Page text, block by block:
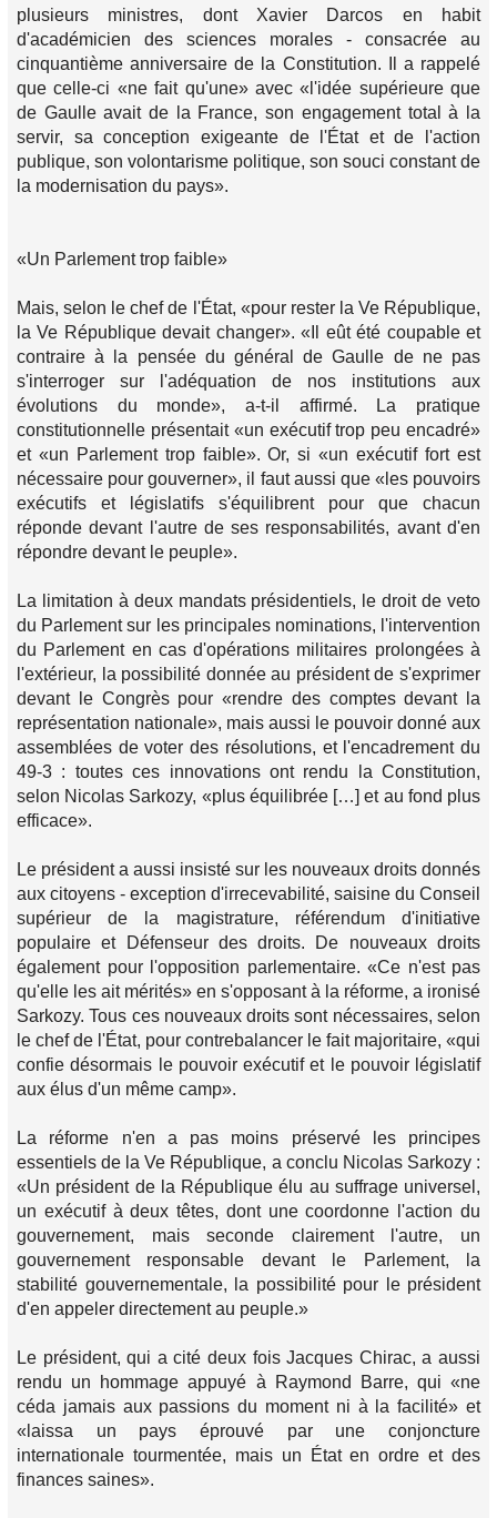
plusieurs ministres, dont Xavier Darcos en habit
d'académicien des sciences morales - consacrée au
cinquantième anniversaire de la Constitution. Il a rappelé
que celle-ci «ne fait qu'une» avec «l'idée supérieure que
de Gaulle avait de la France, son engagement total à la
servir, sa conception exigeante de l'État et de l'action
publique, son volontarisme politique, son souci constant de
la modernisation du pays».
«Un Parlement trop faible»
Mais, selon le chef de l'État, «pour rester la Ve République,
la Ve République devait changer». «Il eût été coupable et
contraire à la pensée du général de Gaulle de ne pas
s'interroger sur l'adéquation de nos institutions aux
évolutions du monde», a-t-il affirmé. La pratique
constitutionnelle présentait «un exé­cutif trop peu encadré»
et «un Parlement trop faible». Or, si «un exécutif fort est
nécessaire pour gouverner», il faut aussi que «les pouvoirs
exécutifs et législatifs s'équilibrent pour que chacun
réponde devant l'autre de ses responsabilités, avant d'en
répondre devant le peuple».
La limitation à deux mandats présidentiels, le droit de veto
du Parlement sur les principales nominations, l'intervention
du Parlement en cas d'opérations militaires prolongées à
l'extérieur, la possibilité donnée au président de s'exprimer
devant le Congrès pour «rendre des comptes devant la
représentation nationale», mais aussi le pouvoir donné aux
assemblées de voter des résolutions, et l'encadrement du
49-3 : toutes ces innovations ont rendu la Constitution,
selon Nicolas Sarkozy, «plus équilibrée […] et au fond plus
efficace».
Le président a aussi insisté sur les nouveaux droits donnés
aux citoyens - exception d'irrecevabilité, saisine du Conseil
supérieur de la magistrature, référendum d'initiative
populaire et Défenseur des droits. De nouveaux droits
également pour l'opposition parlementaire. «Ce n'est pas
qu'elle les ait mérités» en s'opposant à la réforme, a ironisé
Sarkozy. Tous ces nouveaux droits sont nécessaires, selon
le chef de l'État, pour contrebalancer le fait majoritaire, «qui
confie désormais le pouvoir exécutif et le pouvoir législatif
aux élus d'un même camp».
La réforme n'en a pas moins préservé les principes
essentiels de la Ve République, a conclu Nicolas Sarkozy :
«Un président de la République élu au suffrage universel,
un exécutif à deux têtes, dont une coordonne l'action du
gouvernement, mais seconde clairement l'autre, un
gouvernement responsable devant le Parlement, la
stabilité gouvernementale, la possibilité pour le président
d'en appeler directement au peuple.»
Le président, qui a cité deux fois Jacques Chirac, a aussi
rendu un hommage appuyé à Raymond Barre, qui «ne
céda jamais aux passions du moment ni à la facilité» et
«laissa un pays éprouvé par une conjoncture
internationale tourmentée, mais un État en ordre et des
finances saines».